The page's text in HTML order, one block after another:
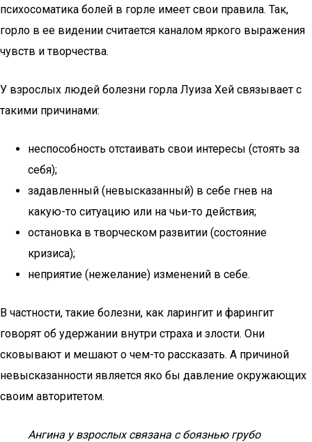
психосоматика болей в горле имеет свои правила. Так,
горло в ее видении считается каналом яркого выражения
чувств и творчества.
У взрослых людей болезни горла Луиза Хей связывает с
такими причинами:
неспособность отстаивать свои интересы (стоять за
себя);
задавленный (невысказанный) в себе гнев на
какую-то ситуацию или на чьи-то действия;
остановка в творческом развитии (состояние
кризиса);
неприятие (нежелание) изменений в себе.
В частности, такие болезни, как ларингит и фарингит
говорят об удержании внутри страха и злости. Они
сковывают и мешают о чем-то рассказать. А причиной
невысказанности является яко бы давление окружающих
своим авторитетом.
Ангина у взрослых связана с боязнью грубо